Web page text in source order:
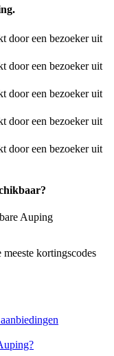
door een bezoeker uit
door een bezoeker uit
door een bezoeker uit
door een bezoeker uit
door een bezoeker uit
Auping
meeste kortingscodes